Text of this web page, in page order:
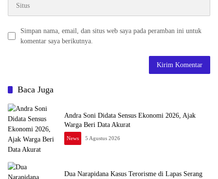
Simpan nama, email, dan situs web saya pada peramban ini untuk
komentar saya berikutnya.
Baca Juga
Andra Soni Didata Sensus Ekonomi 2026, Ajak
Warga Beri Data Akurat
News 5 Agustus 2026
Dua Narapidana Kasus Terorisme di Lapas Serang